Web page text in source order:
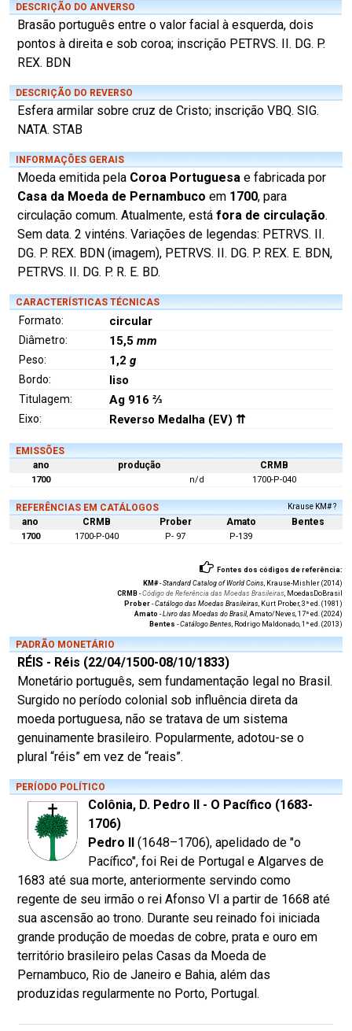
DESCRIÇÃO DO ANVERSO
Brasão português entre o valor facial à esquerda, dois
pontos à direita e sob coroa; inscrição PETRVS. II. DG. P.
REX. BDN
DESCRIÇÃO DO REVERSO
Esfera armilar sobre cruz de Cristo; inscrição VBQ. SIG.
NATA. STAB
INFORMAÇÕES GERAIS
Moeda emitida pela Coroa Portuguesa e fabricada por
Casa da Moeda de Pernambuco em 1700, para
circulação comum. Atualmente, está fora de circulação.
Sem data. 2 vinténs. Variações de legendas: PETRVS. II.
DG. P. REX. BDN (imagem), PETRVS. II. DG. P. REX. E. BDN,
PETRVS. II. DG. P. R. E. BD.
CARACTERÍSTICAS TÉCNICAS
Formato: circular
Diâmetro: 15,5 mm
Peso: 1,2 g
Bordo: liso
Titulagem: Ag 916 ⅔
Eixo: Reverso Medalha (EV) ⇈
EMISSÕES
ano
produção CRMB
1700 n/d 1700-P-040
REFERÊNCIAS EM CATÁLOGOS Krause KM# ?
ano CRMB Prober Amato Bentes
1700 1700-P-040 P- 97 P-139
Fontes dos códigos de referência:
KM#-Standard Catalog of World Coins , Krause-Mishler (2014)
CRMB -Código de Referência das Moedas Brasileiras , MoedasDoBrasil
Prober -Catálogo das Moedas Brasileiras , Kurt Prober, 3ª ed. (1981)
Amato -Livro das Moedas do Brasil , Amato/Neves, 17ª ed. (2024)
Bentes -Catálogo Bentes , Rodrigo Maldonado, 1ª ed. (2013)
PADRÃO MONETÁRIO
RÉIS - Réis (22/04/1500-08/10/1833)
Monetário português, sem fundamentação legal no Brasil.
Surgido no período colonial sob influência direta da
moeda portuguesa, não se tratava de um sistema
genuinamente brasileiro. Popularmente, adotou-se o
plural “réis” em vez de “reais”.
PERÍODO POLÍTICO
Colônia, D. Pedro II - O Pacífico (1683-
1706)
Pedro II (1648–1706), apelidado de "o
Pacífico", foi Rei de Portugal e Algarves de
1683 até sua morte, anteriormente servindo como
regente de seu irmão o rei Afonso VI a partir de 1668 até
sua ascensão ao trono. Durante seu reinado foi iniciada
grande produção de moedas de cobre, prata e ouro em
território brasileiro pelas Casas da Moeda de
Pernambuco, Rio de Janeiro e Bahia, além das
produzidas regularmente no Porto, Portugal.